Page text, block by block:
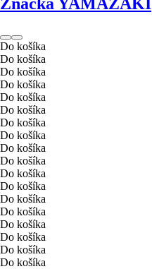
Do košíka
Do košíka
Do košíka
Do košíka
Do košíka
Do košíka
Do košíka
Do košíka
Do košíka
Do košíka
Do košíka
Do košíka
Do košíka
Do košíka
Do košíka
Do košíka
Do košíka
Do košíka